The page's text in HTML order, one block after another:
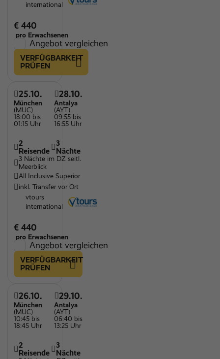
international
€ 440
pro Erwachsenen
Angebot vergleichen
VERFÜGBARKEIT
PRÜFEN
25.10.
München
(MUC)
18:00 bis
01:15 Uhr
28.10.
Antalya
(AYT)
09:55 bis
16:55 Uhr
2
Reisende
3
Nächte
3 Nächte im DZ seitl.
Meerblick
All Inclusive Superior
inkl. Transfer vor Ort
vtours
international
€ 440
pro Erwachsenen
Angebot vergleichen
VERFÜGBARKEIT
PRÜFEN
26.10.
München
(MUC)
10:45 bis
18:45 Uhr
29.10.
Antalya
(AYT)
06:40 bis
13:25 Uhr
2
Reisende
3
Nächte